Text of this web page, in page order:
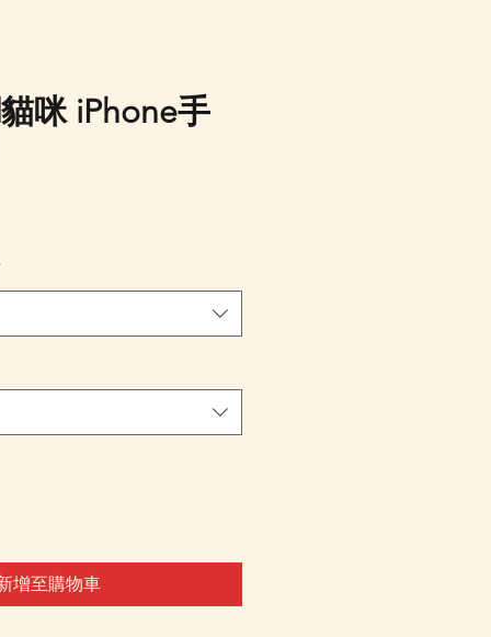
咪 iPhone手
增至購物車